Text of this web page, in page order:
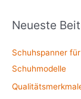
Neueste
Schuhspanner
Schuhmodelle